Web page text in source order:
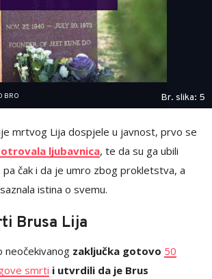
BRO Br. slika: 5
mrtvog Lija dospjele u javnost, prvo se
ljubavnica, te da su ga ubili
čak i da je umro zbog prokletstva, a
istina o svemu.
Brusa Lija
neočekivanog zaključka gotovo 50
smrti i utvrdili da je Brus